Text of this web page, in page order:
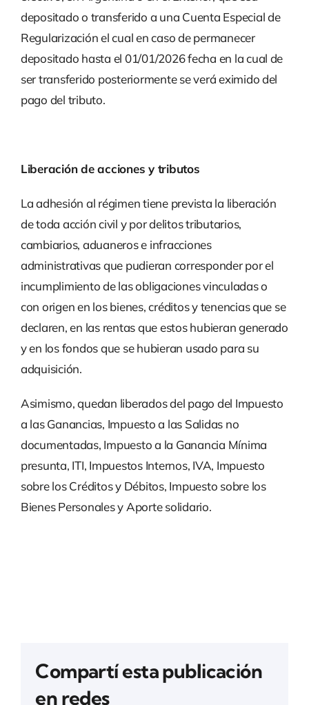
depositado o transferido a una Cuenta Especial de
Regularización el cual en caso de permanecer
depositado hasta el 01/01/2026 fecha en la cual de
ser transferido posteriormente se verá eximido del
pago del tributo.
Liberación de acciones y tributos
La adhesión al régimen tiene prevista la liberación
de toda acción civil y por delitos tributarios,
cambiarios, aduaneros e infracciones
administrativas que pudieran corresponder por el
incumplimiento de las obligaciones vinculadas o
con origen en los bienes, créditos y tenencias que se
declaren, en las rentas que estos hubieran generado
y en los fondos que se hubieran usado para su
adquisición.
Asimismo, quedan liberados del pago del Impuesto
a las Ganancias, Impuesto a las Salidas no
documentadas, Impuesto a la Ganancia Mínima
presunta, ITI, Impuestos Internos, IVA, Impuesto
sobre los Créditos y Débitos, Impuesto sobre los
Bienes Personales y Aporte solidario.
Compartí esta publicación
en redes